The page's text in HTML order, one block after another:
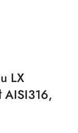
LX
AISI316,